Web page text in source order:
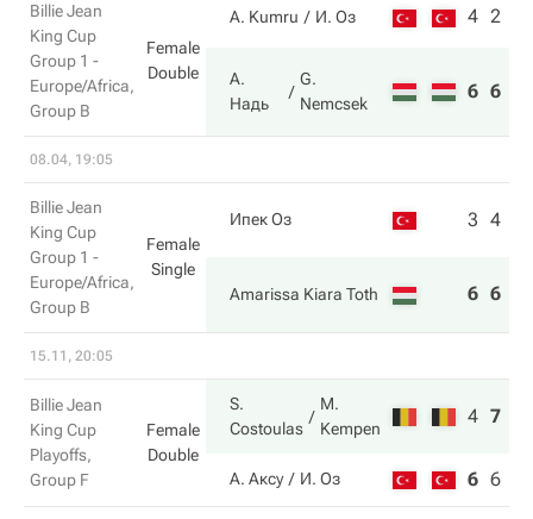
Billie Jean
King Cup
Group 1 -
Europe/Africa,
Group B
Female
Double
A. Kumru И. Оз 4 2
А.
Надь
G.
Nemcsek
6 6
08.04, 19:05
Billie Jean
King Cup
Group 1 -
Europe/Africa,
Group B
Female
Single
Ипек Оз 3 4
Amarissa Kiara Toth 6 6
15.11, 20:05
Billie Jean
King Cup
Playoffs,
Group F
Female
Double
S.
Costoulas
M.
Kempen
4 7
А. Аксу И. Оз 6 6